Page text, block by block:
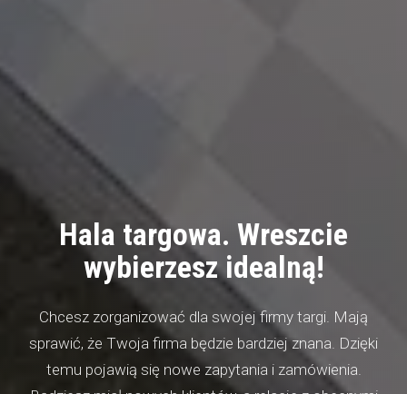
Hala targowa. Wreszcie
wybierzesz idealną!
Chcesz zorganizować dla swojej firmy targi. Mają
sprawić, że Twoja firma będzie bardziej znana. Dzięki
temu pojawią się nowe zapytania i zamówienia.